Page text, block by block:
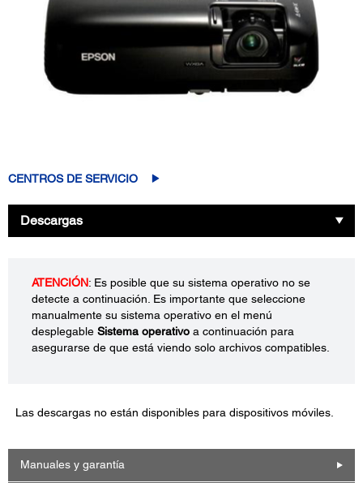
CENTROS DE SERVICIO
Descargas
ATENCIÓN: Es posible que su sistema operativo no se
detecte a continuación. Es importante que seleccione
manualmente su sistema operativo en el menú
desplegable Sistema operativo a continuación para
asegurarse de que está viendo solo archivos compatibles.
Las descargas no están disponibles para dispositivos móviles.
Manuales y garantía